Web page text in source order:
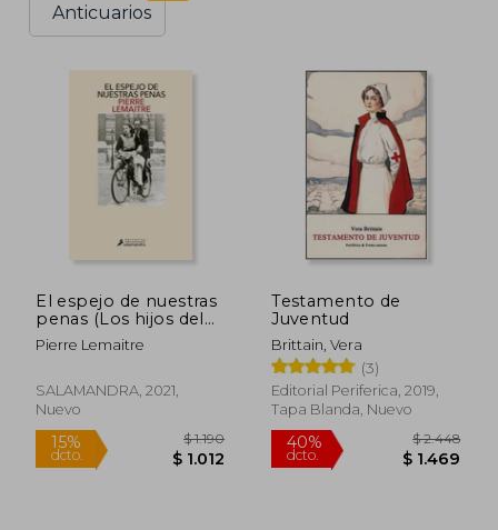
Anticuarios
El espejo de nuestras
penas (Los hijos del
desastre 3)
Pierre Lemaitre
SALAMANDRA, 2021,
Nuevo
Testamento de
Juventud
Brittain, Vera
(3)
Editorial Periferica, 2019,
Tapa Blanda, Nuevo